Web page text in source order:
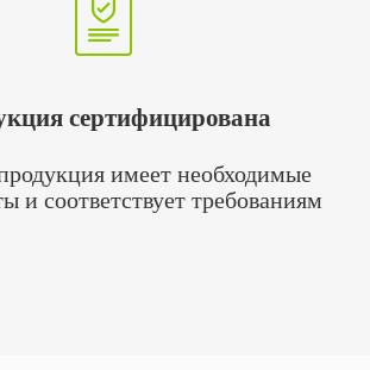
сертифицирована
имеет необходимые
и соответствует требованиям